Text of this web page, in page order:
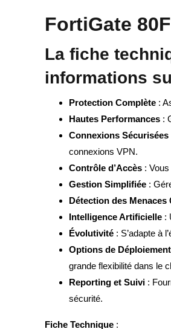
FortiGate
La fiche
informations
Protection Complète :
Hautes Performances :
Connexions Sécurisées
connexions VPN.
Contrôle d’Accès :
Gestion Simplifiée :
Détection des Menaces
Intelligence Artificielle :
Évolutivité : S’adapte à
Options de
grande flexibilité dans le
Reporting et Suivi :
sécurité.
Fiche Technique :